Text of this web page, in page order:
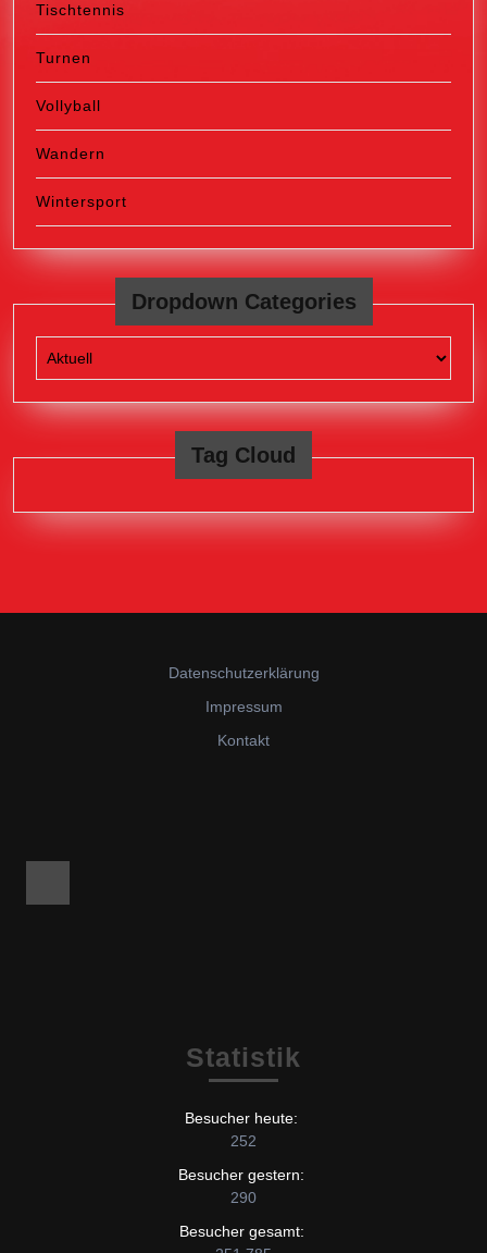
Tischtennis
Turnen
Vollyball
Wandern
Wintersport
Dropdown Categories
Tag Cloud
Datenschutzerklärung
Impressum
Kontakt
Statistik
Besucher heute:
252
Besucher gestern:
290
Besucher gesamt: